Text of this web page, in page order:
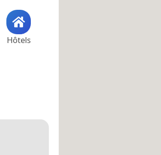
Hôtels